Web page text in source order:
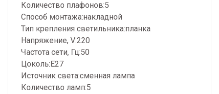
Количество плафонов:5
Способ монтажа:накладной
Тип крепления светильника:планка
Напряжение, V:220
Частота сети, Гц:50
Цоколь:E27
Источник света:сменная лампа
Количество ламп:5